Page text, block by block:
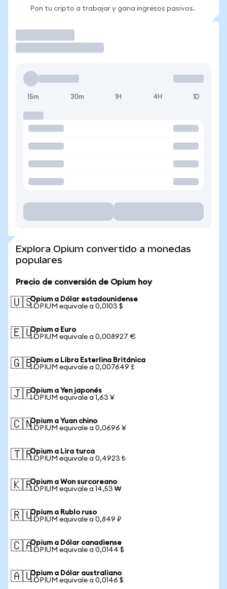
Pon tu cripto a trabajar y gana ingresos pasivos.
15m 30m 1H 4H 1D
Explora Opium convertido a monedas
populares
Precio de conversión de Opium hoy
🇺🇸Opium a Dólar estadounidense
1 OPIUM equivale a 0,0103 $
🇪🇺Opium a Euro
1 OPIUM equivale a 0,008927 €
🇬🇧Opium a Libra Esterlina Británica
1 OPIUM equivale a 0,007649 £
🇯🇵Opium a Yen japonés
1 OPIUM equivale a 1,63 ¥
🇨🇳Opium a Yuan chino
1 OPIUM equivale a 0,0696 ¥
🇹🇷Opium a Lira turca
1 OPIUM equivale a 0,4923 ₺
🇰🇷Opium a Won surcoreano
1 OPIUM equivale a 14,53 ₩
🇷🇺Opium a Rublo ruso
1 OPIUM equivale a 0,849 ₽
🇨🇦Opium a Dólar canadiense
1 OPIUM equivale a 0,0144 $
🇦🇺Opium a Dólar australiano
1 OPIUM equivale a 0,0146 $